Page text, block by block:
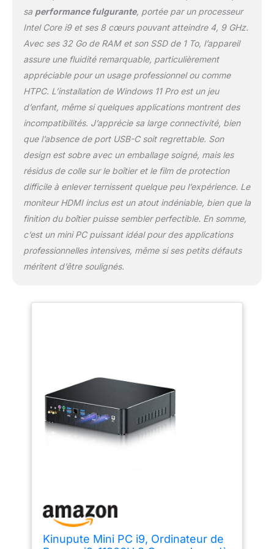
d'image. Mini-PC supporte la mise sous
tension automatique, Wake On Lan (réglage
du BIOS). Spécifications de l'interface: Le
mini PC est équipé de 4 x USB 3.0, 4 x USB
2.0, 1 x VGA, 1 x port HDMI, 1 x SPK&MIC, 1 x
port RJ-45 Giga LAN. Intel AX210 WiFi6E
intégré, il augmente la bande passante,
l'efficacité et la fiabilité de l'interface et offre
une latence plus faible. Technologie
Bluetooth 5.3 pour une connexion
transparente de tous vos accessoires
Bluetooth. Les grands ventilateurs de
refroidissement intégrés garantissent un
fonctionnement stable à long terme du mini-
ordinateur. Compact Size: Le micro-
ordinateur mesure seulement 7,75 x 7,75 x
1,88in, 5,5lb, facile à transporter à tout
moment, n'importe où. Montez le mini pc à
l'arrière du moniteur via l'interface VESA, ce
qui en fait un ordinateur polyvalent, et rend le
2 ans/24 mois.
sa performance fulgurante, portée par un processeur
Intel Core i9 et ses 8 cœurs pouvant atteindre 4, 9 GHz.
Avec ses 32 Go de RAM et son SSD de 1 To, l’appareil
assure une fluidité remarquable, particulièrement
appréciable pour un usage professionnel ou comme
HTPC. L’installation de Windows 11 Pro est un jeu
d’enfant, même si quelques applications montrent des
incompatibilités. J’apprécie sa large connectivité, bien
que l’absence de port USB-C soit regrettable. Son
design est sobre avec un emballage soigné, mais les
résidus de colle sur le boîtier et le film de protection
difficile à enlever ternissent quelque peu l’expérience. Le
moniteur HDMI inclus est un atout indéniable, bien que la
finition du boîtier puisse sembler perfectible. En somme,
c’est un mini PC puissant idéal pour des applications
professionnelles intensives, même si ses petits défauts
méritent d’être soulignés.
Kinupute Mini PC i9, Ordinateur de